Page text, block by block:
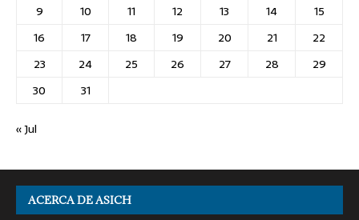
9
10 11 12 13 14
15
16
17 18 19 20 21
22
23
24 25 26 27 28
29
30
31
« Jul
ACERCA DE ASICH